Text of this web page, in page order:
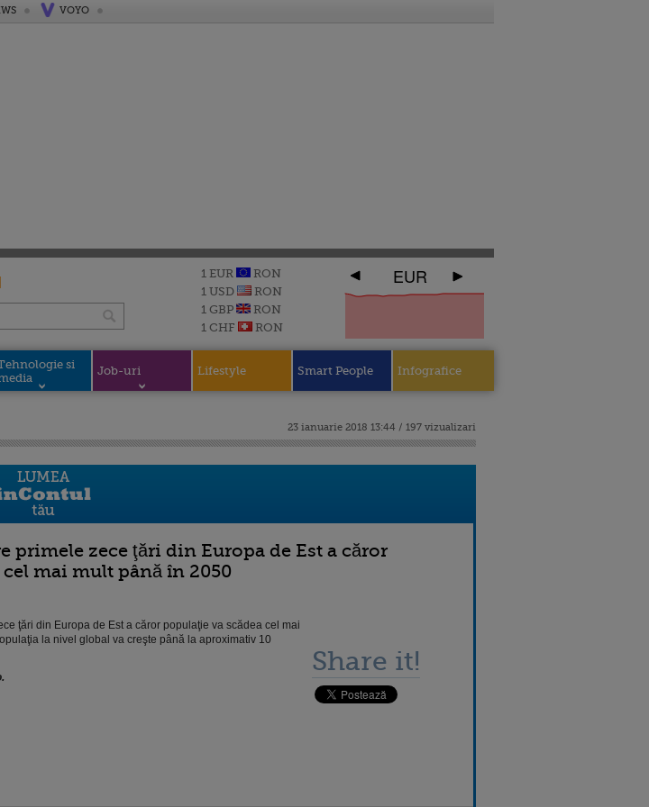
VOYO
1 EUR
RON
1 USD
RON
1 GBP
RON
1 CHF
RON
EUR
si
Job-uri Lifestyle Smart People Infografice
23 ianuarie 2018 13:44 / 197 vizualizari
primele zece ţări din Europa de Est a căror
mai mult până în 2050
ţări din Europa de Est a căror populaţie va scădea cel mai
la nivel global va creşte până la aproximativ 10
Share it!